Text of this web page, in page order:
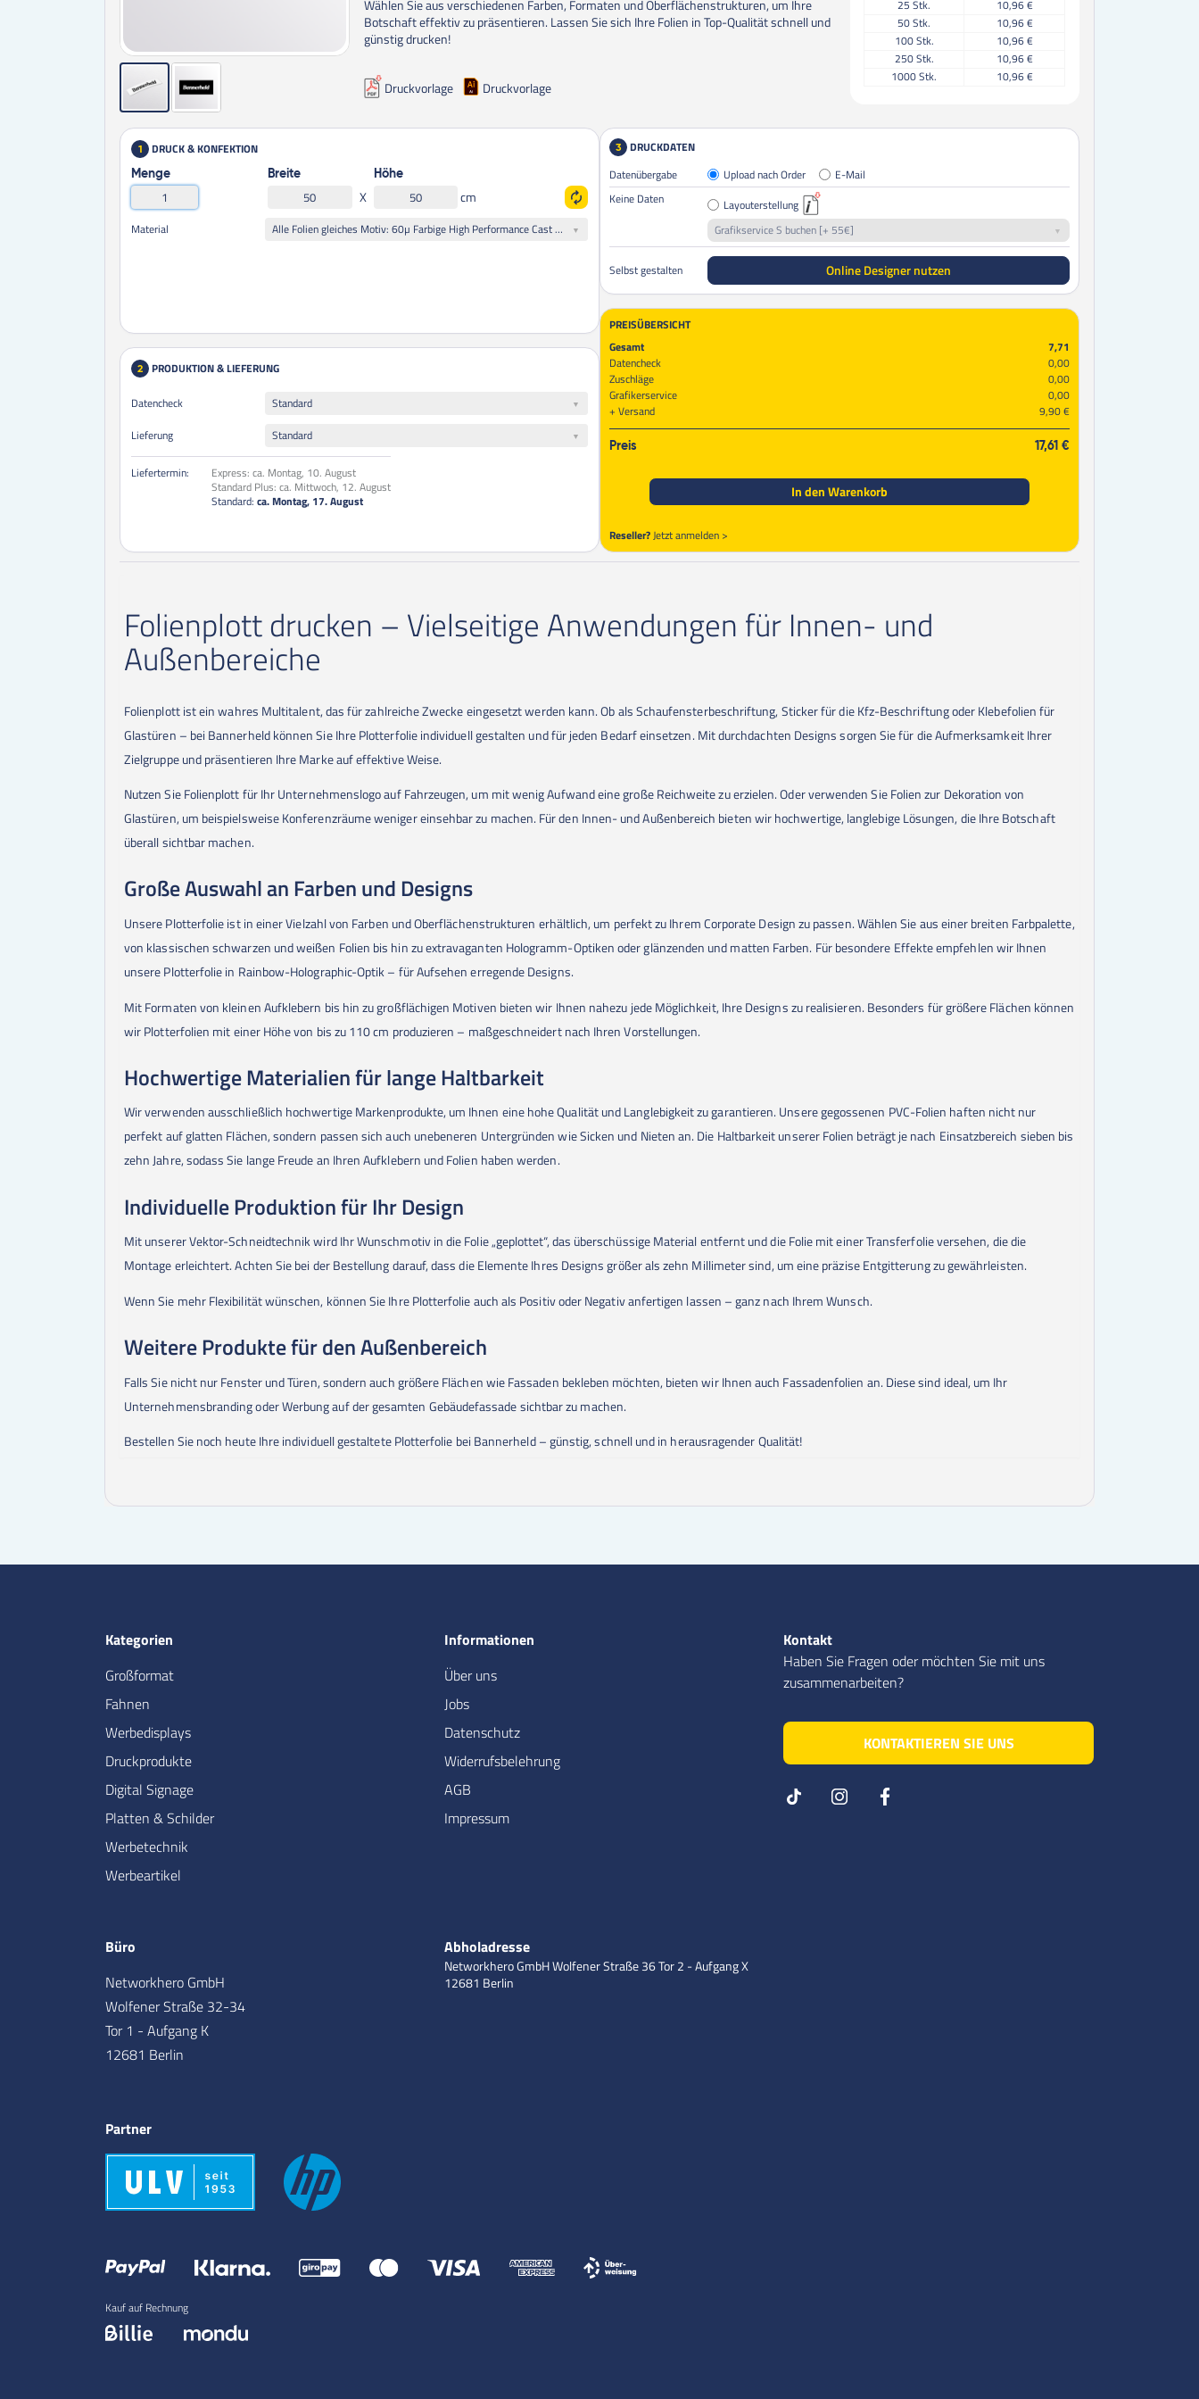
Wählen Sie aus verschiedenen Farben, Formaten und Oberflächenstrukturen, um Ihre
Botschaft effektiv zu präsentieren. Lassen Sie sich Ihre Folien in Top-Qualität schnell und
günstig drucken!
25 Stk.
10,96 €
50Stk.
10,96 €
100Stk.
10,96 €
250Stk.
10,96 €
1000Stk. 10,96 €
Druckvorlage Druckvorlage
1 DRUCK & KONFEKTION
Menge Breite
X
Höhe
cm
Material Alle Folien gleiches Motiv: 60µ Farbige High Performance Cast Oracal 751C Plottfolie
2 PRODUKTION & LIEFERUNG
Datencheck
Standard
Lieferung
Standard
Liefertermin: Express: ca. Montag, 10. August
Standard Plus: ca. Mittwoch, 12. August
Standard: ca. Montag, 17. August
3
DRUCKDATEN
Datenübergabe
Upload nach Order
E-Mail
Keine Daten
Layouterstellung
Grafikservice S buchen [+ 55€]
Selbst gestalten Online Designer nutzen
PREISÜBERSICHT
Gesamt
7,71
Datencheck
0,00
Zuschläge
0,00
Grafikerservice
0,00
Versand
9,90 €
Preis 17,61 €
In den Warenkorb
Reseller?Jetzt anmelden >
Folienplott drucken – Vielseitige Anwendungen für Innen- und
Außenbereiche
Folienplott ist ein wahres Multitalent, das für zahlreiche Zwecke eingesetzt werden kann. Ob als Schaufensterbeschriftung, Sticker für die Kfz-Beschriftung oder Klebefolien für
Glastüren – bei Bannerheld können Sie Ihre Plotterfolie individuell gestalten und für jeden Bedarf einsetzen. Mit durchdachten Designs sorgen Sie für die Aufmerksamkeit Ihrer
Zielgruppe und präsentieren Ihre Marke auf effektive Weise.
Nutzen Sie Folienplott für Ihr Unternehmenslogo auf Fahrzeugen, um mit wenig Aufwand eine große Reichweite zu erzielen. Oder verwenden Sie Folien zur Dekoration von
Glastüren, um beispielsweise Konferenzräume weniger einsehbar zu machen. Für den Innen- und Außenbereich bieten wir hochwertige, langlebige Lösungen, die Ihre Botschaft
überall sichtbar machen.
Große Auswahl an Farben und Designs
Unsere Plotterfolie ist in einer Vielzahl von Farben und Oberflächenstrukturen erhältlich, um perfekt zu Ihrem Corporate Design zu passen. Wählen Sie aus einer breiten Farbpalette,
von klassischen schwarzen und weißen Folien bis hin zu extravaganten Hologramm-Optiken oder glänzenden und matten Farben. Für besondere Effekte empfehlen wir Ihnen
unsere Plotterfolie in Rainbow-Holographic-Optik – für Aufsehen erregende Designs.
Mit Formaten von kleinen Aufklebern bis hin zu großflächigen Motiven bieten wir Ihnen nahezu jede Möglichkeit, Ihre Designs zu realisieren. Besonders für größere Flächen können
wir Plotterfolien mit einer Höhe von bis zu 110 cm produzieren – maßgeschneidert nach Ihren Vorstellungen.
Hochwertige Materialien für lange Haltbarkeit
Wir verwenden ausschließlich hochwertige Markenprodukte, um Ihnen eine hohe Qualität und Langlebigkeit zu garantieren. Unsere gegossenen PVC-Folien haften nicht nur
perfekt auf glatten Flächen, sondern passen sich auch unebeneren Untergründen wie Sicken und Nieten an. Die Haltbarkeit unserer Folien beträgt je nach Einsatzbereich sieben bis
zehn Jahre, sodass Sie lange Freude an Ihren Aufklebern und Folien haben werden.
Individuelle Produktion für Ihr Design
Mit unserer Vektor-Schneidtechnik wird Ihr Wunschmotiv in die Folie „geplottet“, das überschüssige Material entfernt und die Folie mit einer Transferfolie versehen, die die
Montage erleichtert. Achten Sie bei der Bestellung darauf, dass die Elemente Ihres Designs größer als zehn Millimeter sind, um eine präzise Entgitterung zu gewährleisten.
Wenn Sie mehr Flexibilität wünschen, können Sie Ihre Plotterfolie auch als Positiv oder Negativ anfertigen lassen – ganz nach Ihrem Wunsch.
Weitere Produkte für den Außenbereich
Falls Sie nicht nur Fenster und Türen, sondern auch größere Flächen wie Fassaden bekleben möchten, bieten wir Ihnen auch Fassadenfolien an. Diese sind ideal, um Ihr
Unternehmensbranding oder Werbung auf der gesamten Gebäudefassade sichtbar zu machen.
Bestellen Sie noch heute Ihre individuell gestaltete Plotterfolie bei Bannerheld – günstig, schnell und in herausragender Qualität!
Kontakt
Haben Sie Fragen oder möchten Sie mit uns
zusammenarbeiten?
KONTAKTIEREN SIE UNS
Kategorien
Großformat
Fahnen
Werbedisplays
Druckprodukte
Digital Signage
Platten & Schilder
Werbetechnik
Werbeartikel
Informationen
Über uns
Jobs
Datenschutz
Widerrufsbelehrung
AGB
Impressum
Büro
Networkhero GmbH
Wolfener Straße 32-34
Tor 1 - Aufgang K
12681 Berlin
Abholadresse
Networkhero GmbHWolfener Straße 36Tor 2 - Aufgang X
12681 Berlin
Partner
Kauf auf Rechnung